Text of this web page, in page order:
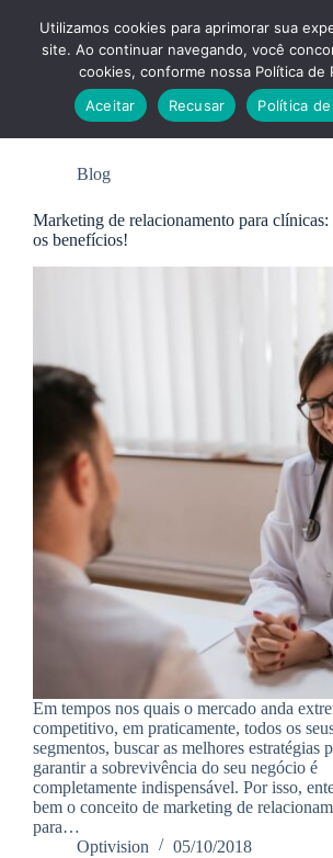
Blog
Marketing de relacionamento para clínicas:
os benefícios!
Em tempos nos quais o mercado anda
competitivo, em praticamente, todos os
segmentos, buscar as melhores estratégias
garantir a sobrevivência do seu negócio é
completamente indispensável. Por isso,
bem o conceito de marketing de
para…
Optivision
05/10/2018
Utilizamos cookies para aprimorar sua
site. Ao continuar navegando, você
cookies, conforme nossa Política de
Aceitar
Recusar Política